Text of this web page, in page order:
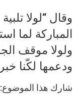
وقال “لولا
المباركة لما
ولولا موقف
ودعمها لكّنا
شارك هذا الموضوع: